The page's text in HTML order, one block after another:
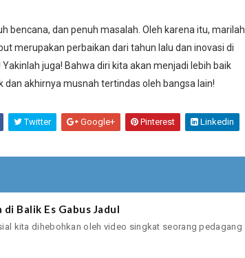
bencana, dan penuh masalah. Oleh karena itu, marilah
merupakan perbaikan dari tahun lalu dan inovasi di
juga! Bahwa diri kita akan menjadi lebih baik
akhirnya musnah tertindas oleh bangsa lain!
Twitter Google+ Pinterest Linkedin
Balik Es Gabus Jadul
kita dihebohkan oleh video singkat seorang pedagang